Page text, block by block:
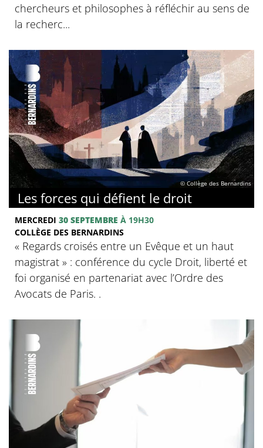
chercheurs et philosophes à réfléchir au sens de
la recherc...
© Collège des Bernardins
Les forces qui défient le droit
MERCREDI 30 SEPTEMBRE À 19H30
COLLÈGE DES BERNARDINS
« Regards croisés entre un Evêque et un haut
magistrat » : conférence du cycle Droit, liberté et
foi organisé en partenariat avec l’Ordre des
Avocats de Paris. .